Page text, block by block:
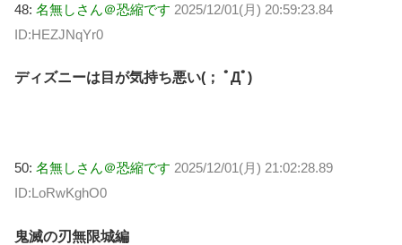
48: 名無しさん＠恐縮です 2025/12/01(月) 20:59:23.84
ID:HEZJNqYr0
ディズニーは目が気持ち悪い(； ﾟДﾟ)
50: 名無しさん＠恐縮です 2025/12/01(月) 21:02:28.89
ID:LoRwKghO0
鬼滅の刃無限城編